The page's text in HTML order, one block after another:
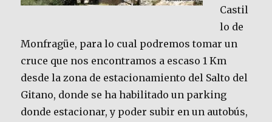
Castil
lo de
Monfragüe, para lo cual podremos tomar un
cruce que nos encontramos a escaso 1 Km
desde la zona de estacionamiento del Salto del
Gitano, donde se ha habilitado un parking
donde estacionar, y poder subir en un autobús,